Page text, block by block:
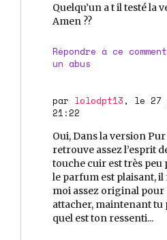
Quelqu’un a t il testé la
Amen ??
Répondre à ce
un abus
par lolodpt13 , le 27
21:22
Oui, Dans la version
retrouve assez l’esprit
touche cuir est très peu
le parfum est plaisant, il
moi assez original pour
attacher, maintenant
quel est ton ressenti...